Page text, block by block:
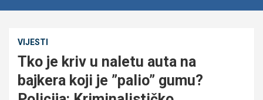
VIJESTI
Tko je kriv u naletu auta na
bajkera koji je ”palio” gumu?